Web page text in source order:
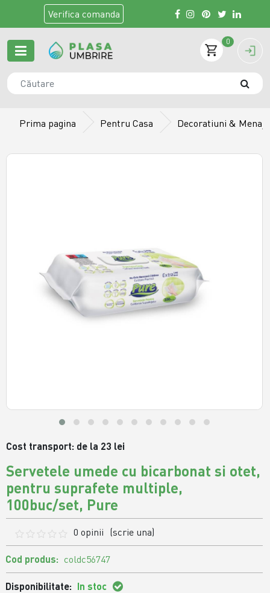
Verifica comanda
0
Prima pagina Pentru Casa Decoratiuni & Menaj
Cost transport: de la 23 lei
Servetele umede cu bicarbonat si otet,
pentru suprafete multiple,
100buc/set, Pure
0 opinii (scrie una)
Cod produs: coldc56747
Disponibilitate: In stoc